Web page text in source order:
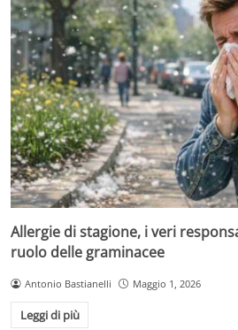
Allergie di stagione, i veri
ruolo delle graminacee
Antonio Bastianelli Maggio 1, 2026
Leggi di più